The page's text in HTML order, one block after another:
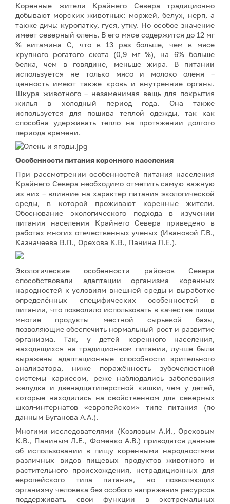
Коренные жители Крайнего Севера традиционно
добывают морских животных: моржей, белух, нерп, а
также дичь: куропатку, гуся, утку. Но особое значение
имеет северный олень. В его мясе содержится до 12 мг
% витамина С, что в 13 раз больше, чем в мясе
крупного рогатого скота (0,9 мг %), на 6% больше
белка, чем в говядине, меньше жира. В питании
используется не только мясо и молоко оленя –
ценность имеют также кровь и внутренние органы.
Шкура животного – незаменимая вещь для покрытия
жилья в холодный период года. Она также
используется для пошива теплой одежды, так как
способна удерживать тепло на протяжении долгого
периода времени.
Особенности питания коренного населения
При рассмотрении особенностей питания населения
Крайнего Севера необходимо отметить самую важную
из них – влияние на характер питания экологической
среды, в которой проживают коренные жители.
Обоснование экологического подхода в изучении
питания населения Крайнего Севера приведено в
работах многих отечественных ученых (Ивановой Г.В.,
Казначеева В.П., Орехова К.В., Панина Л.Е.).
Экологические особенности районов Севера
способствовали адаптации организма коренных
народностей к условиям внешней среды и выработке
определённых специфических особенностей в
питании, что позволило использовать в качестве пищи
многие продукты местной сырьевой базы,
позволяющие обеспечить нормальный рост и развитие
организма. Так, у детей коренного населения,
находящихся на традиционном питании, лучше были
выражены адаптационные способности зрительного
анализатора, ниже поражённость зубочелюстной
системы кариесом, реже наблюдались заболевания
желудка и двенадцатиперстной кишки, чем у детей,
которые находились на свойственном для северных
школ-интернатов «европейском» типе питания (по
данным Буганова А.А.).
Многими исследователями (Козловым А.И., Ореховым
К.В., Паниным Л.Е., Фоменко А.В.) приводятся данные
об использовании в пищу коренными народностями
различных видов пищевых продуктов животного и
растительного происхождения, нетрадиционных для
европейского типа питания, но позволяющих
организму человека без особого напряжения ресурсов
поддерживать свои функции в экстремальных